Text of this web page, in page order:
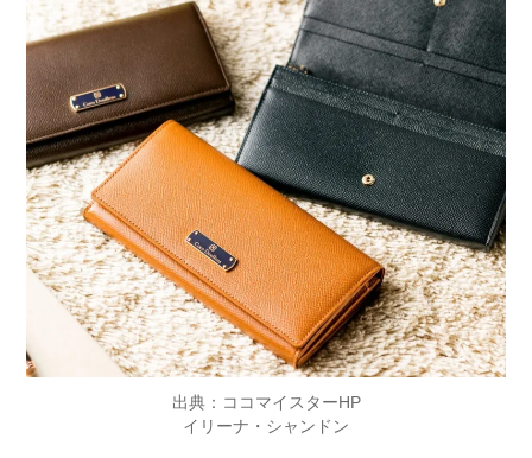
出典：ココマイスターHP
イリーナ・シャンドン